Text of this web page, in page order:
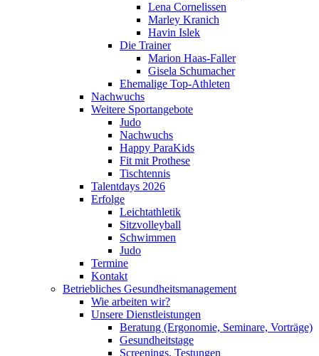
Lena Cornelissen
Marley Kranich
Havin Islek
Die Trainer
Marion Haas-Faller
Gisela Schumacher
Ehemalige Top-Athleten
Nachwuchs
Weitere Sportangebote
Judo
Nachwuchs
Happy ParaKids
Fit mit Prothese
Tischtennis
Talentdays 2026
Erfolge
Leichtathletik
Sitzvolleyball
Schwimmen
Judo
Termine
Kontakt
Betriebliches Gesundheits­management
Wie arbeiten wir?
Unsere Dienstleistungen
Beratung (Ergonomie, Seminare, Vorträge)
Gesundheitstage
Screenings, Testungen